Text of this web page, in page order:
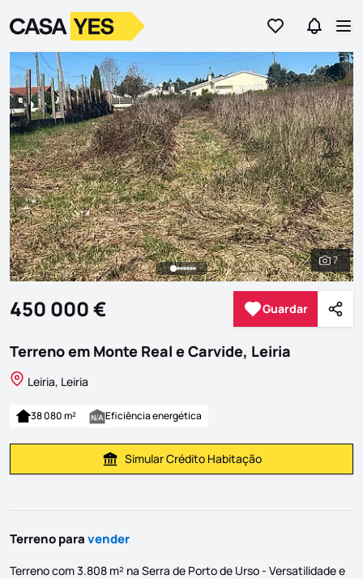
Ir para osIr para
LogoIr para a homepage
Ver
7
450 000 € Guardar
Guardar
Terreno em Monte Real e Carvide, Leiria
Leiria, Leiria
38 080 m² Eficiência energética
Simular Prestação
Simular Crédito Habitação
Terreno paravender
Terreno com 3.808 m² na Serra de Porto de Urso - Versatilidade e